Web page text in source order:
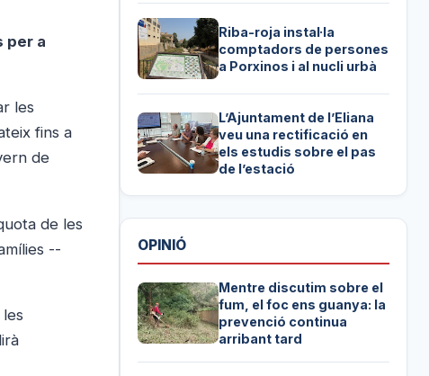
per a
les
fins a
de
de les
--
Riba-roja instal·la
comptadors de persones
a Porxinos i al nucli urbà
L’Ajuntament de l’Eliana
veu una rectificació en
els estudis sobre el pas
de l’estació
OPINIÓ
Mentre discutim sobre el
fum, el foc ens guanya: la
prevenció continua
arribant tard